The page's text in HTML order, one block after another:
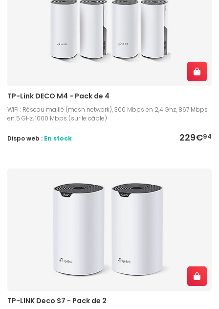
TP-Link DECO M4 - Pack de 4
WiFi : Réseau maillé (mesh network), 300 Mbps en 2,4 Ghz, 867 Mbps
en 5 GHz, 1000 Mbps (sur le câble)
229€94
Dispo web : En stock
TP-LINK Deco S7 - Pack de 2